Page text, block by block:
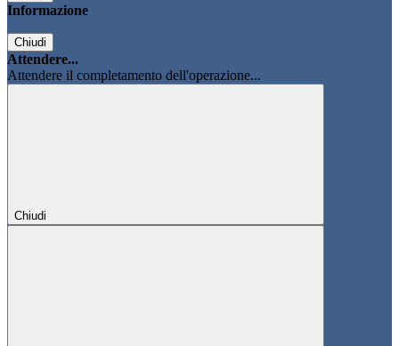
Informazione
Chiudi
Attendere...
Attendere il completamento dell'operazione...
Chiudi